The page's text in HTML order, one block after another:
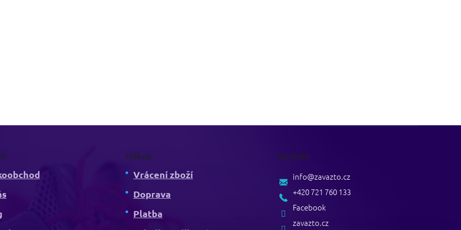
Nákup
Vrácení zboží
Doprava
Platba
Kontakt
zavazto.cz
info@zavazto.cz
+420 721 760 133
Facebook